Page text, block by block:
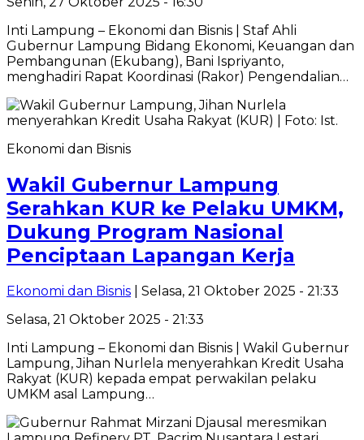
Inti Lampung – Ekonomi dan Bisnis | Staf Ahli
Gubernur Lampung Bidang Ekonomi, Keuangan dan
Pembangunan (Ekubang), Bani Ispriyanto,
menghadiri Rapat Koordinasi (Rakor) Pengendalian…
Ekonomi dan Bisnis
Wakil Gubernur Lampung
Serahkan KUR ke Pelaku UMKM,
Dukung Program Nasional
Penciptaan Lapangan Kerja
Ekonomi dan Bisnis | Selasa, 21 Oktober 2025 - 21:33
Selasa, 21 Oktober 2025 - 21:33
Inti Lampung – Ekonomi dan Bisnis | Wakil Gubernur
Lampung, Jihan Nurlela menyerahkan Kredit Usaha
Rakyat (KUR) kepada empat perwakilan pelaku
UMKM asal Lampung…